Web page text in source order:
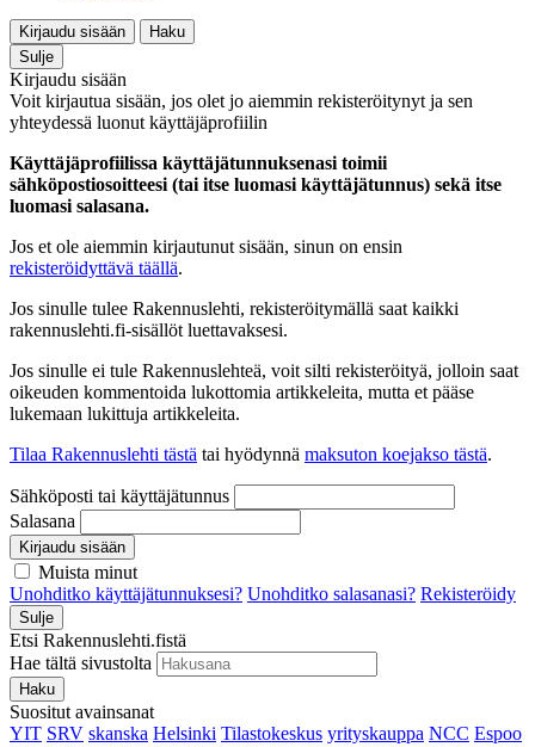
Kirjaudu sisään
Haku
Sulje
Kirjaudu sisään
Voit kirjautua sisään, jos olet jo aiemmin rekisteröitynyt ja sen
yhteydessä luonut käyttäjäprofiilin
Käyttäjäprofiilissa käyttäjätunnuksenasi toimii
sähköpostiosoitteesi (tai itse luomasi käyttäjätunnus) sekä itse
luomasi salasana.
Jos et ole aiemmin kirjautunut sisään, sinun on ensin
rekisteröidyttävä täällä.
Jos sinulle tulee Rakennuslehti, rekisteröitymällä saat kaikki
rakennuslehti.fi-sisällöt luettavaksesi.
Jos sinulle ei tule Rakennuslehteä, voit silti rekisteröityä, jolloin saat
oikeuden kommentoida lukottomia artikkeleita, mutta et pääse
lukemaan lukittuja artikkeleita.
Tilaa Rakennuslehti tästä tai hyödynnä maksuton koejakso tästä.
Sähköposti tai käyttäjätunnus
Salasana
Kirjaudu sisään
Muista minut
Unohditko käyttäjätunnuksesi? Unohditko salasanasi? Rekisteröidy
Sulje
Etsi Rakennuslehti.fistä
Hae tältä sivustolta
Haku
Suositut avainsanat
YIT SRV skanska Helsinki Tilastokeskus yrityskauppa NCC Espoo